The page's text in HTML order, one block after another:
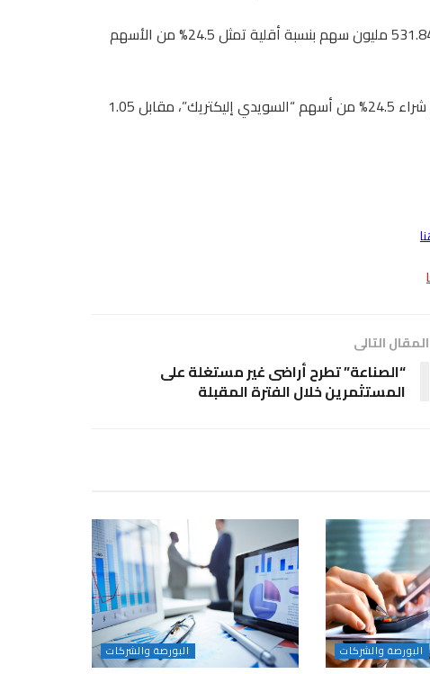
وأوضحت الرقابة المالية، أن عرض الشراء يتضمن حتى عدد 531.84 مليون سهم بنسبة أقلية تمثل 24.5% من الأسهم
وتقدّمت شركة “إليكترا انفسمنت هولدينغ” الإماراتية بعرض شراء 24.5% من أسهم “السويدي إليكتريك”، مقابل 1.05
المقال التالى
“الصناعة” تطرح أراضى غير مستغلة على
المستثمرين خلال الفترة المقبلة
البورصة والشركات البورصة والشركات